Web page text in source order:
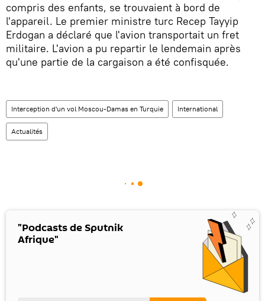
compris des enfants, se trouvaient à bord de
l'appareil. Le premier ministre turc Recep Tayyip
Erdogan a déclaré que l'avion transportait un fret
militaire. L'avion a pu repartir le lendemain après
qu'une partie de la cargaison a été confisquée.
Interception d'un vol Moscou-Damas en Turquie International
Actualités
"Podcasts de Sputnik
Afrique"